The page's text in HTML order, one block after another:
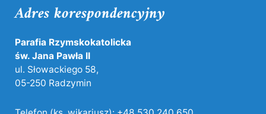
Adres korespondencyjny
Parafia Rzymskokatolicka
św. Jana Pawła II
ul. Słowackiego 58,
05-250 Radzymin